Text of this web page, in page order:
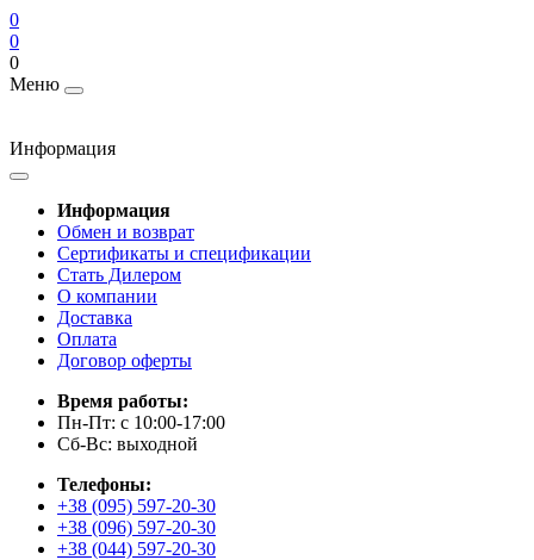
0
0
0
Меню
Информация
Информация
Обмен и возврат
Сертификаты и спецификации
Стать Дилером
О компании
Доставка
Оплата
Договор оферты
Время работы:
Пн-Пт: с 10:00-17:00
Сб-Вс: выходной
Телефоны:
+38 (095) 597-20-30
+38 (096) 597-20-30
+38 (044) 597-20-30